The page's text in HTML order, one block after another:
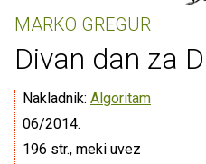
MARKO GREGUR
Divan dan za
Nakladnik: Algoritam
06/2014.
196 str., meki uvez